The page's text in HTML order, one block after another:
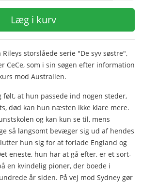
Læg i kurv
storslåede serie "De syv søstre",
CeCe, som i sin søgen efter information
mod Australien.
følt, at hun passede ind nogen steder,
død kan hun næsten ikke klare mere.
og kan kun se til, mens
så langsomt bevæger sig ud af hendes
hun sig for at forlade England og
eneste, hun har at gå efter, er et sort-
en kvindelig pioner, der boede i
år siden. På vej mod Sydney gør